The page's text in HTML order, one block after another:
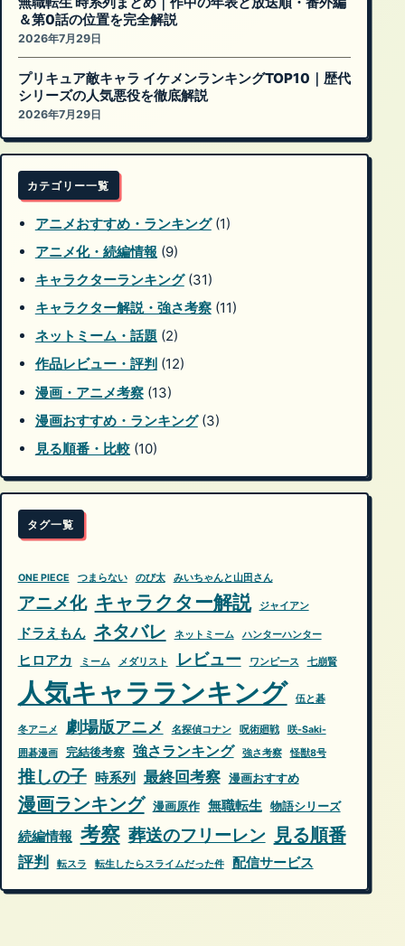
＆第0話の位置を完全解説
2026年7月29日
プリキュア敵キャラ イケメンランキングTOP10｜歴代
シリーズの人気悪役を徹底解説
2026年7月29日
カテゴリー一覧
アニメおすすめ・ランキング(1)
アニメ化・続編情報 (9)
キャラクターランキング(31)
キャラクター解説・強さ考察(11)
ネットミーム・話題 (2)
作品レビュー・評判 (12)
漫画・アニメ考察(13)
漫画おすすめ・ランキング(3)
見る順番・比較(10)
タグ一覧
ONE PIECE つまらない のび太 みいちゃんと山田さん
アニメ化 キャラクター解説 ジャイアン
ドラえもん ネタバレ ネットミーム ハンターハンター
ヒロアカ ミーム メダリスト レビュー ワンピース 七崩賢
人気キャラランキング 伍と碁
冬アニメ 劇場版アニメ 名探偵コナン 呪術廻戦
咲-Saki-
囲碁漫画
完結後考察 強さランキング 強さ考察 怪獣8号
推しの子 時系列 最終回考察 漫画おすすめ
漫画ランキング 漫画原作 無職転生 物語シリーズ
続編情報 考察 葬送のフリーレン 見る順番
評判 転スラ 転生したらスライムだった件 配信サービス